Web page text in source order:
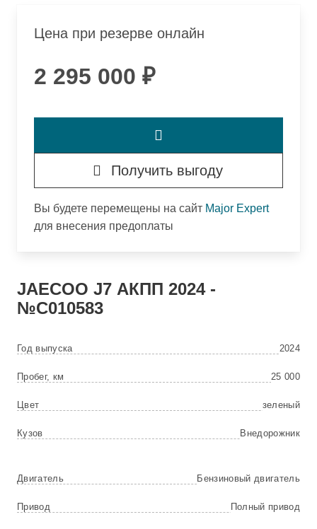
Цена при резерве онлайн
2 295 000 ₽
Получить выгоду
Вы будете перемещены на сайт Major Expert
для внесения предоплаты
JAECOO J7 АКПП 2024 -
№C010583
Год выпуска 2024
Пробег, км 25 000
Цвет зеленый
Кузов Внедорожник
Двигатель Бензиновый двигатель
Привод Полный привод